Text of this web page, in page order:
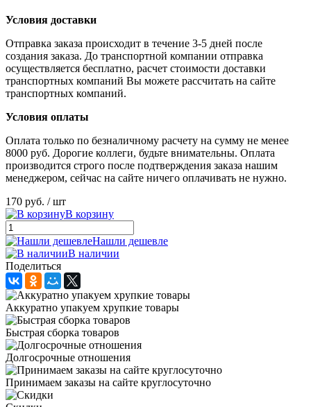
Условия доставки
Отправка заказа происходит в течение 3-5 дней после
создания заказа. До транспортной компании отправка
осуществляется бесплатно, расчет стоимости доставки
транспортных компаний Вы можете рассчитать на сайте
транспортных компаний.
Условия оплаты
Оплата только по безналичному расчету на сумму не менее
8000 руб. Дорогие коллеги, будьте внимательны. Оплата
производится строго после подтверждения заказа нашим
менеджером, сейчас на сайте ничего оплачивать не нужно.
170 руб. / шт
В корзину
Нашли дешевле
В наличии
Поделиться
Аккуратно упакуем хрупкие товары
Быстрая сборка товаров
Долгосрочные отношения
Принимаем заказы на сайте круглосуточно